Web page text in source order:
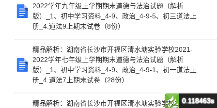
2022学年九年级上学期期末道德与法治试题（解析
版）_1、初中学习资料_4-9、政治_4-9-5、初三道法上
册_4.道法9上期末试卷（8份）
精品解析：湖南省长沙市开福区清水塘实验学校2021-
2022学年七年级上学期期末道德与法治试题（解析
版）_1、初中学习资料_4-9、政治_4-9-1、初一道法上
册_4.道法7上期末试卷（28份）
精品解析：湖南省长沙市开福区清水塘实验学校2021-0.118463s